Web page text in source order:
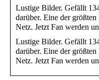
Lustige Bilder. Gefällt
darüber. Eine der
Netz. Jetzt Fan werden
Lustige Bilder. Gefällt
darüber. Eine der
Netz. Jetzt Fan werden